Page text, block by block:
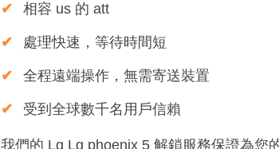
相容 us 的 att
處理快速，等待時間短
全程遠端操作，無需寄送裝置
受到全球數千名用戶信賴
我們的 Lg Lg phoenix 5 解鎖服務保證為您